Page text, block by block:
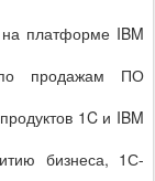
платформе IBM
по продажам ПО
1C и IBM
бизнеса, 1С-